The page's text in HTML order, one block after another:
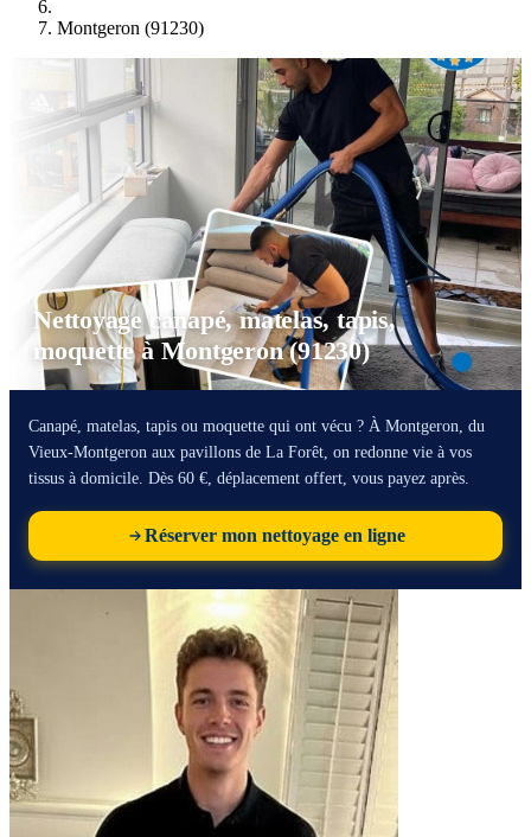
Montgeron (91230)
Nettoyage canapé, matelas, tapis,
moquette à Montgeron (91230)
Canapé, matelas, tapis ou moquette qui ont vécu ? À Montgeron, du
Vieux-Montgeron aux pavillons de La Forêt, on redonne vie à vos
tissus à domicile. Dès 60 €, déplacement offert, vous payez après.
Réserver mon nettoyage en ligne